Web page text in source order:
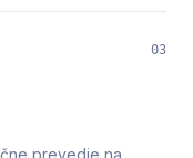
03
prevedie na